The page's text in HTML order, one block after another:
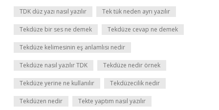
TDK düz yazı nasıl yazılır Tek tük neden ayrı yazılır
Tekdüze bir ses ne demek Tekdüze cevap ne demek
Tekdüze kelimesinin eş anlamlısı nedir
Tekdüze nasıl yazılır TDK Tekdüze nedir örnek
Tekdüze yerine ne kullanılır Tekdüzecilik nedir
Tekdüzen nedir Tekte yaptım nasıl yazılır